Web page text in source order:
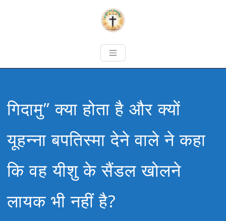
गिदामु” क्या होता है और क्यों
यूहन्ना बपतिस्मा देने वाले ने कहा
कि वह यीशु के सैंडल खोलने
लायक भी नहीं है?